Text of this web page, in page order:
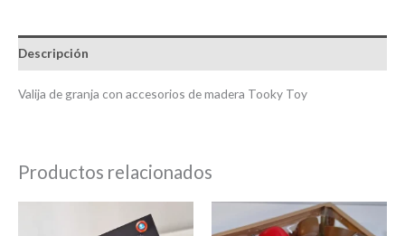
Descripción
Valija de granja con accesorios de madera Tooky Toy
Productos relacionados